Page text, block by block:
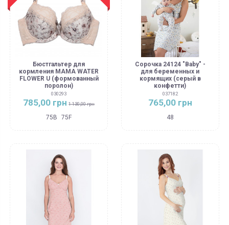
Бюстгальтер для
кормления MAMA WATER
FLOWER U (формованный
поролон)
030293
785,00 грн 1 130,00 грн
75B 75F
Сорочка 24124 "Baby" -
для беременных и
кормящих (серый в
конфетти)
037182
765,00 грн
48